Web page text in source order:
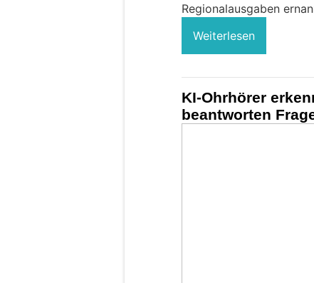
Regionalausgaben
Weiterlesen
KI-Ohrhörer
beantworten